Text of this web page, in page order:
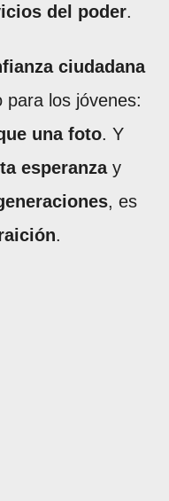
del poder.
ciudadana
para los jóvenes:
una foto. Y
esperanzay
, es
.